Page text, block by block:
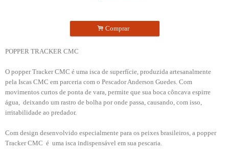
. Comprar
POPPER TRACKER CMC
O popper Tracker CMC é uma isca de superfície, produzida artesanalmente
pela Iscas CMC em parceria com o Pescador Anderson Guedes. Com
movimentos curtos de ponta de vara, permite que sua boca côncava espirre
água, deixando um rastro de bolha por onde passa, causando, com isso,
irritabilidade ao predador.
Com design desenvolvido especialmente para os peixes brasileiros, a popper
Tracker CMC é uma isca indispensável em sua pescaria.